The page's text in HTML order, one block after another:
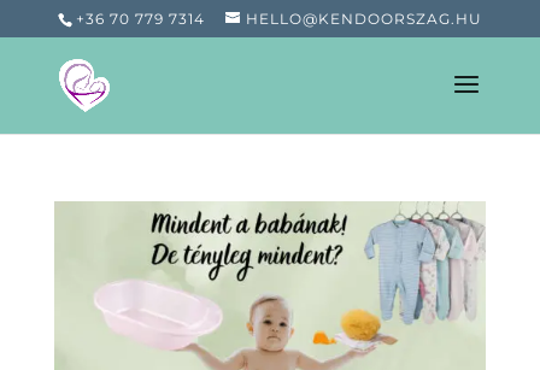
+36 70 779 7314 HELLO@KENDOORSZAG.HU